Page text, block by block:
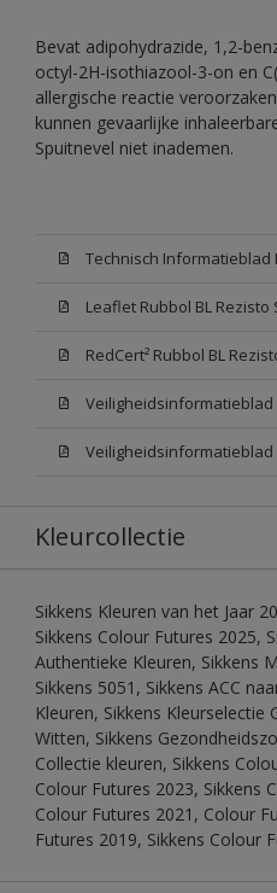
Bevat adipohydrazide, 1,2-
octyl-2H-isothiazool-3-on en
allergische reactie
kunnen gevaarlijke
Spuitnevel niet inademen.
Leaflet Rubbol BL Rezisto
RedCert² Rubbol BL
Kleurcollectie
Sikkens Kleuren van het Jaar
Sikkens Colour Futures 2025,
Authentieke Kleuren, Sikkens
Sikkens 5051, Sikkens ACC
Kleuren, Sikkens Kleurselectie
Witten, Sikkens
Collectie kleuren, Sikkens
Colour Futures 2023, Sikkens
Colour Futures 2021, Colour
Futures 2019, Sikkens Colour